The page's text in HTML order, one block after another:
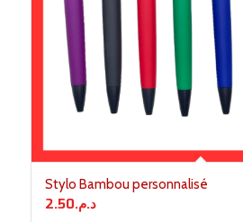
Stylo Bambou personnalisé
د.م.2.50